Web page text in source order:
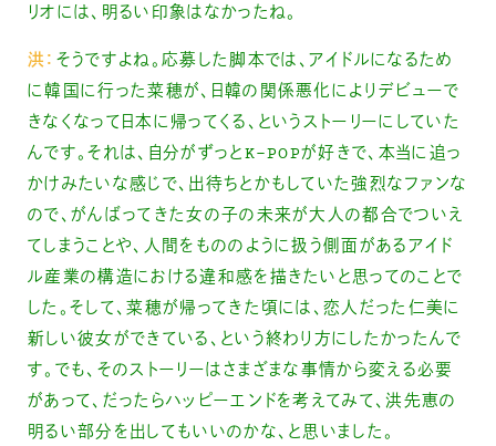
リオには、明るい印象はなかったね。
洪： そうですよね。応募した脚本では、アイドルになるため
に韓国に行った菜穂が、日韓の関係悪化によりデビューで
きなくなって日本に帰ってくる、というストーリーにしていた
んです。それは、自分がずっとK-POPが好きで、本当に追っ
かけみたいな感じで、出待ちとかもしていた強烈なファンな
ので、がんばってきた女の子の未来が大人の都合でついえ
てしまうことや、人間をもののように扱う側面があるアイド
ル産業の構造における違和感を描きたいと思ってのことで
した。そして、菜穂が帰ってきた頃には、恋人だった仁美に
新しい彼女ができている、という終わり方にしたかったんで
す。でも、そのストーリーはさまざまな事情から変える必要
があって、だったらハッピーエンドを考えてみて、洪先恵の
明るい部分を出してもいいのかな、と思いました。